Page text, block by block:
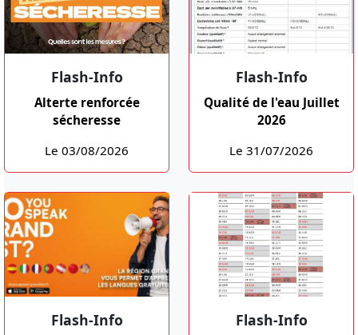
Flash-Info
Alterte renforcée
sécheresse
Le 03/08/2026
Flash-Info
Qualité de l'eau Juillet
2026
Le 31/07/2026
Flash-Info Flash-Info